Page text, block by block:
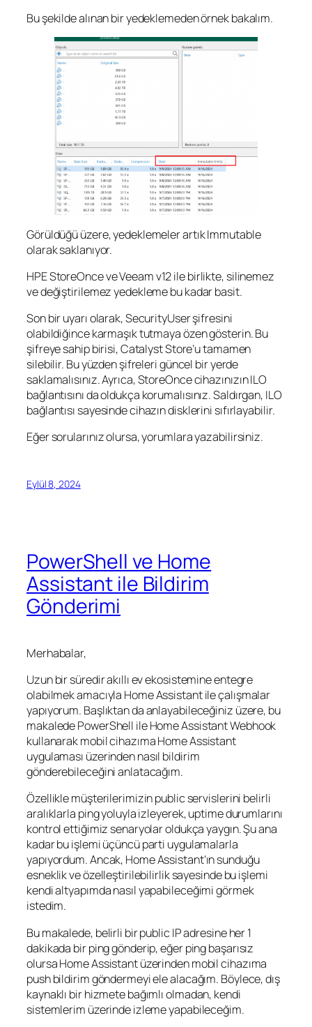
Bu şekilde alınan bir yedeklemeden örnek bakalım.
Görüldüğü üzere, yedeklemeler artık Immutable
olarak saklanıyor.
HPE StoreOnce ve Veeam v12 ile birlikte, silinemez
ve değiştirilemez yedekleme bu kadar basit.
Son bir uyarı olarak, SecurityUser şifresini
olabildiğince karmaşık tutmaya özen gösterin. Bu
şifreye sahip birisi, Catalyst Store’u tamamen
silebilir. Bu yüzden şifreleri güncel bir yerde
saklamalısınız. Ayrıca, StoreOnce cihazınızın ILO
bağlantısını da oldukça korumalısınız. Saldırgan, ILO
bağlantısı sayesinde cihazın disklerini sıfırlayabilir.
Eğer sorularınız olursa, yorumlara yazabilirsiniz.
Eylül 8, 2024
PowerShell ve Home
Assistant ile Bildirim
Gönderimi
Merhabalar,
Uzun bir süredir akıllı ev ekosistemine entegre
olabilmek amacıyla Home Assistant ile çalışmalar
yapıyorum. Başlıktan da anlayabileceğiniz üzere, bu
makalede PowerShell ile Home Assistant Webhook
kullanarak mobil cihazıma Home Assistant
uygulaması üzerinden nasıl bildirim
gönderebileceğini anlatacağım.
Özellikle müşterilerimizin public servislerini belirli
aralıklarla ping yoluyla izleyerek, uptime durumlarını
kontrol ettiğimiz senaryolar oldukça yaygın. Şu ana
kadar bu işlemi üçüncü parti uygulamalarla
yapıyordum. Ancak, Home Assistant’ın sunduğu
esneklik ve özelleştirilebilirlik sayesinde bu işlemi
kendi altyapımda nasıl yapabileceğimi görmek
istedim.
Bu makalede, belirli bir public IP adresine her 1
dakikada bir ping gönderip, eğer ping başarısız
olursa Home Assistant üzerinden mobil cihazıma
push bildirim göndermeyi ele alacağım. Böylece, dış
kaynaklı bir hizmete bağımlı olmadan, kendi
sistemlerim üzerinde izleme yapabileceğim.